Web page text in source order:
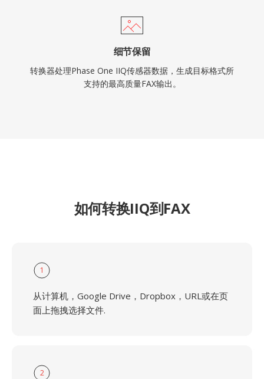
细节保留
转换器处理Phase One IIQ传感器数据，生成目标格式所
支持的最高质量FAX输出。
如何转换IIQ到FAX
1
从计算机，Google Drive，Dropbox，URL或在页
面上拖拽选择文件.
2